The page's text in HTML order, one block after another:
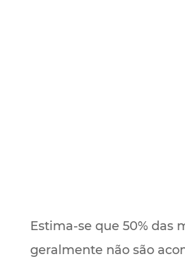
Estima-se que 50% das
geralmente não são